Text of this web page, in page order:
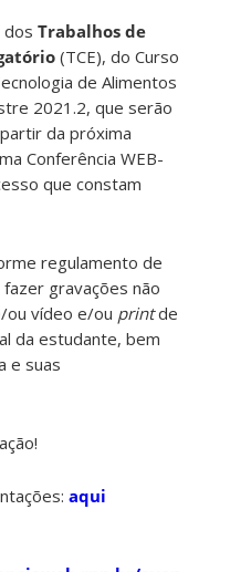
dosTrabalhos de
(TCE), do Curso
de Alimentos
2021.2, que serão
da próxima
Conferência WEB-
que constam
regulamento de
gravações não
ou vídeo e/ou printde
da estudante, bem
e suas
aqui